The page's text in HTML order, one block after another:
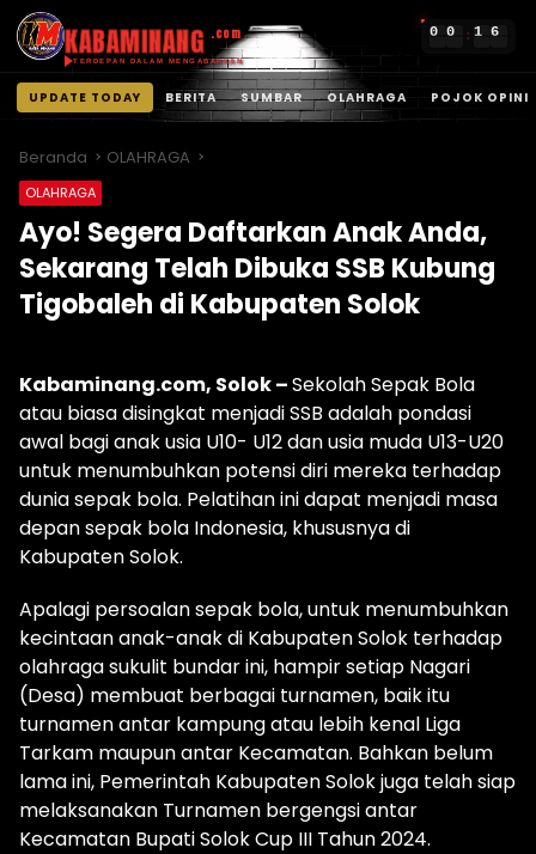
KABAMINANG .com
TERDEPAN DALAM MENGABARKAN
0 0 : 1 6
UPDATE TODAY BERITA SUMBAR OLAHRAGA POJOK OPINI
konten
Beranda OLAHRAGA
OLAHRAGA
Ayo! Segera Daftarkan Anak Anda,
Sekarang Telah Dibuka SSB Kubung
Tigobaleh di Kabupaten Solok
Kabaminang.com, Solok –Sekolah Sepak Bola
atau biasa disingkat menjadi SSB adalah pondasi
awal bagi anak usia U10- U12 dan usia muda U13-U20
untuk menumbuhkan potensi diri mereka terhadap
dunia sepak bola. Pelatihan ini dapat menjadi masa
depan sepak bola Indonesia, khususnya di
Kabupaten Solok.
Apalagi persoalan sepak bola, untuk menumbuhkan
kecintaan anak-anak di Kabupaten Solok terhadap
olahraga sukulit bundar ini, hampir setiap Nagari
(Desa) membuat berbagai turnamen, baik itu
turnamen antar kampung atau lebih kenal Liga
Tarkam maupun antar Kecamatan. Bahkan belum
lama ini, Pemerintah Kabupaten Solok juga telah siap
melaksanakan Turnamen bergengsi antar
Kecamatan Bupati Solok Cup III Tahun 2024.